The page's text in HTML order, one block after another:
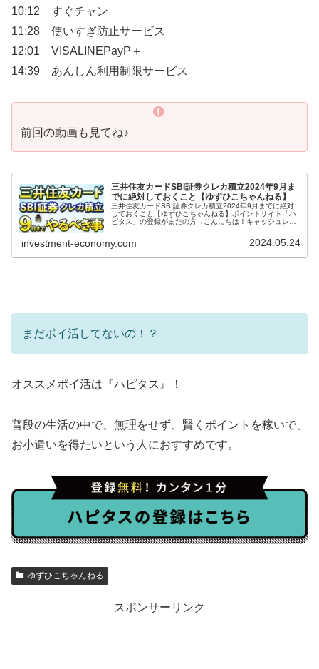
10:12 すぐチャン
11:28 使いすぎ防止サービス
12:01 VISALINEPayP＋
14:39 あんしん利用制限サービス
前回の動画も見てね♪
三井住友カードSBI証券クレカ積立2024年9月ま
でに絶対しておくこと【ゆずひこちゃんねる】
三井住友カードSBI証券クレカ積立2024年9月までに絶対
しておくこと【ゆずひこちゃんねる】ポイントサイト「ハ
ピタス」の登録がまだの方→こんにちは！キャッシュレス
investment-economy.com 2024.05.24
まだポイ活してないの！？
オススメポイ活は『ハピタス』！
普段の生活の中で、無理をせず、賢くポイントを稼いで、
お小遣いを得たいという人におすすめです。
ゆずひこちゃんねる
スポンサーリンク